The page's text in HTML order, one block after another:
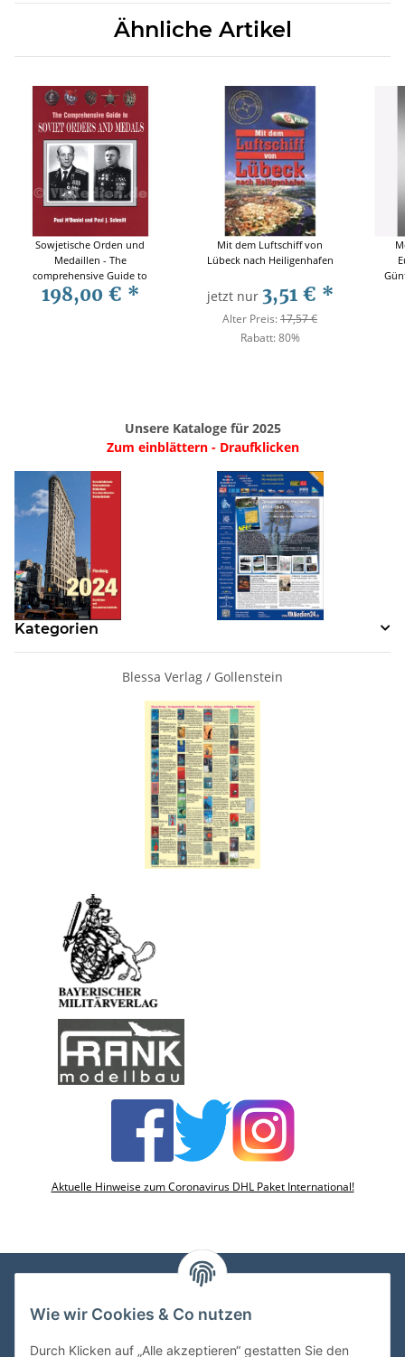
Ähnliche Artikel
Sowjetische Orden und
Medaillen - The
comprehensive Guide to
Soviet Orders and Medals -
McDaniel / Schmitt
198,00 € *
Mit dem Luftschiff von
Lübeck nach Heiligenhafen
jetzt nur 3,51 € *
Alter Preis:17,57 €
Rabatt:80%
Unsere Kataloge für 2025
Zum einblättern - Draufklicken
Kategorien
Blessa Verlag / Gollenstein
Aktuelle Hinweise zum Coronavirus DHL Paket International!
VDMedien24.de
Wie wir Cookies & Co nutzen
Durch Klicken auf „Alle akzeptieren“ gestatten Sie den